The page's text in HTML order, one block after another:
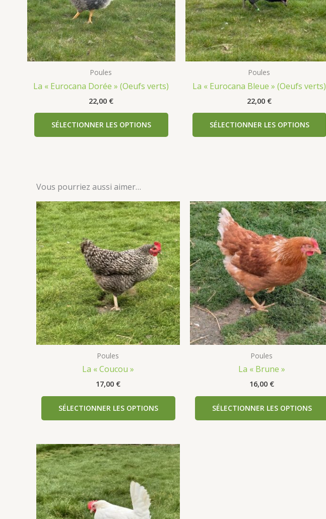
Poules
La « Eurocana Dorée » (Oeufs verts)
22,00 €
SÉLECTIONNER LES OPTIONS
Poules
La « Eurocana Bleue » (Oeufs verts)
22,00 €
SÉLECTIONNER LES OPTIONS
Vous pourriez aussi aimer…
Poules
La « Coucou »
17,00 €
SÉLECTIONNER LES OPTIONS
Poules
La « Brune »
16,00 €
SÉLECTIONNER LES OPTIONS